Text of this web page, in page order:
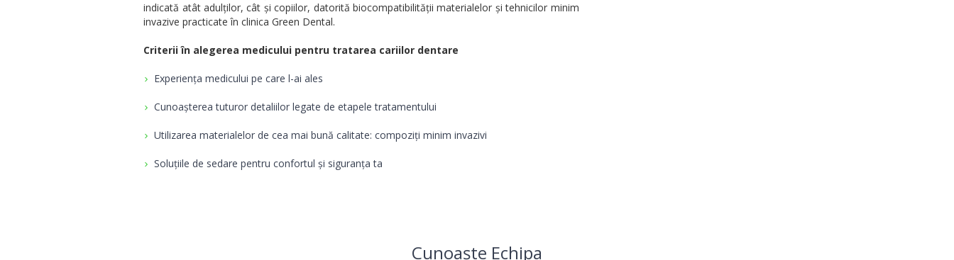
indicată atât adulților, cât și copiilor, datorită biocompatibilității materialelor și tehnicilor minim
invazive practicate în clinica Green Dental.
Criterii în alegerea medicului pentru tratarea cariilor dentare
Experiența medicului pe care l-ai ales
Cunoașterea tuturor detaliilor legate de etapele tratamentului
Utilizarea materialelor de cea mai bună calitate: compoziți minim invazivi
Soluțiile de sedare pentru confortul și siguranța ta
Cunoaște Echipa